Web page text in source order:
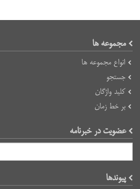
مجموعه ها
انواع مجموعه ها
جستجو
کلید واژگان
بر خط زمان
عضویت در خبرنامه
پیوند‌ها